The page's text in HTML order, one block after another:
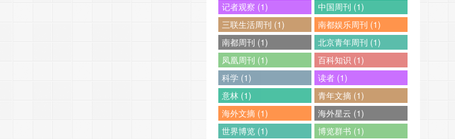
记者观察 (1)
中国周刊 (1)
三联生活周刊 (1)
南都娱乐周刊 (1)
南都周刊 (1)
北京青年周刊 (1)
凤凰周刊 (1)
百科知识 (1)
科学 (1)
读者 (1)
意林 (1)
青年文摘 (1)
海外文摘 (1)
海外星云 (1)
世界博览 (1)
博览群书 (1)